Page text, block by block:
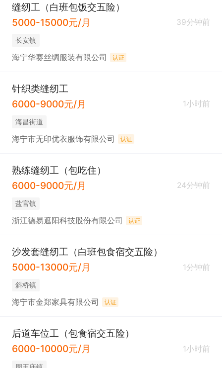
缝纫工（白班包饭交五险）
5000-15000元/月
39分钟前
长安镇
海宁华赛丝绸服装有限公司 认证
针织类缝纫工
6000-9000元/月
1小时前
海昌街道
海宁市无印优衣服饰有限公司 认证
熟练缝纫工（包吃住）
6000-9000元/月
24分钟前
盐官镇
浙江德易遮阳科技股份有限公司 认证
沙发套缝纫工（白班包食宿交五险）
5000-13000元/月
1分钟前
斜桥镇
海宁市金郑家具有限公司 认证
后道车位工（包食宿交五险）
6000-10000元/月
1小时前